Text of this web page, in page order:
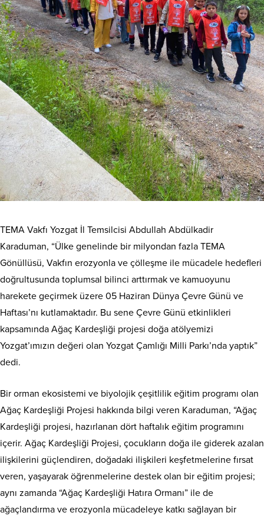
TEMA Vakfı Yozgat İl Temsilcisi Abdullah Abdülkadir
Karaduman, “Ülke genelinde bir milyondan fazla TEMA
Gönüllüsü, Vakfın erozyonla ve çölleşme ile mücadele hedefleri
doğrultusunda toplumsal bilinci arttırmak ve kamuoyunu
harekete geçirmek üzere 05 Haziran Dünya Çevre Günü ve
Haftası’nı kutlamaktadır. Bu sene Çevre Günü etkinlikleri
kapsamında Ağaç Kardeşliği projesi doğa atölyemizi
Yozgat’ımızın değeri olan Yozgat Çamlığı Milli Parkı’nda yaptık”
dedi.
Bir orman ekosistemi ve biyolojik çeşitlilik eğitim programı olan
Ağaç Kardeşliği Projesi hakkında bilgi veren Karaduman, “Ağaç
Kardeşliği projesi, hazırlanan dört haftalık eğitim programını
içerir. Ağaç Kardeşliği Projesi, çocukların doğa ile giderek azalan
ilişkilerini güçlendiren, doğadaki ilişkileri keşfetmelerine fırsat
veren, yaşayarak öğrenmelerine destek olan bir eğitim projesi;
aynı zamanda “Ağaç Kardeşliği Hatıra Ormanı” ile de
ağaçlandırma ve erozyonla mücadeleye katkı sağlayan bir